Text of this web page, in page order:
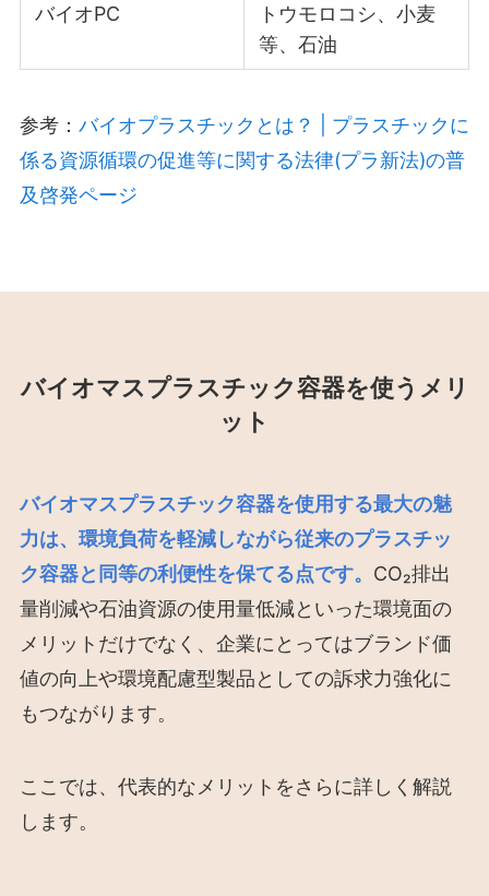
バイオPC
トウモロコシ、小麦
等、石油
参考： バイオプラスチックとは？ | プラスチックに
係る資源循環の促進等に関する法律(プラ新法)の普
及啓発ページ
バイオマスプラスチック容器を使うメリ
ット
バイオマスプラスチック容器を使用する最大の魅
力は、環境負荷を軽減しながら従来のプラスチッ
ク容器と同等の利便性を保てる点です。 CO₂排出
量削減や石油資源の使用量低減といった環境面の
メリットだけでなく、企業にとってはブランド価
値の向上や環境配慮型製品としての訴求力強化に
もつながります。
ここでは、代表的なメリットをさらに詳しく解説
します。